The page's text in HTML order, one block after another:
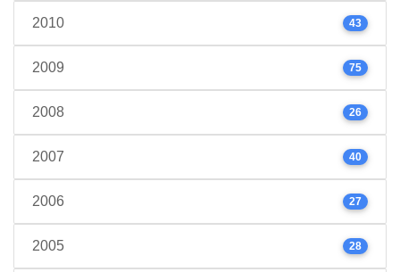
2010 43
2009 75
2008 26
2007 40
2006 27
2005 28